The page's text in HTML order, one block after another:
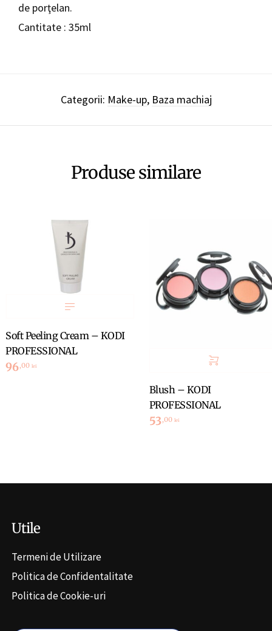
de porţelan.
Cantitate : 35ml
Categorii: Make-up, Baza machiaj
Produse similare
Peeling Cream – KODI
,00lei
Blush – KODI
PROFESSIONAL
53,00lei
Utile
Termeni de Utilizare
Politica de Confidentalitate
Politica de Cookie-uri